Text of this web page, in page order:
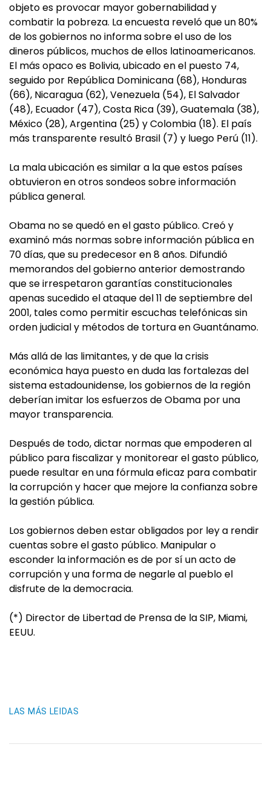
objeto es provocar mayor gobernabilidad y
combatir la pobreza. La encuesta reveló que un 80%
de los gobiernos no informa sobre el uso de los
dineros públicos, muchos de ellos latinoamericanos.
El más opaco es Bolivia, ubicado en el puesto 74,
seguido por República Dominicana (68), Honduras
(66), Nicaragua (62), Venezuela (54), El Salvador
(48), Ecuador (47), Costa Rica (39), Guatemala (38),
México (28), Argentina (25) y Colombia (18). El país
más transparente resultó Brasil (7) y luego Perú (11).
La mala ubicación es similar a la que estos países
obtuvieron en otros sondeos sobre información
pública general.
Obama no se quedó en el gasto público. Creó y
examinó más normas sobre información pública en
70 días, que su predecesor en 8 años. Difundió
memorandos del gobierno anterior demostrando
que se irrespetaron garantías constitucionales
apenas sucedido el ataque del 11 de septiembre del
2001, tales como permitir escuchas telefónicas sin
orden judicial y métodos de tortura en Guantánamo.
Más allá de las limitantes, y de que la crisis
económica haya puesto en duda las fortalezas del
sistema estadounidense, los gobiernos de la región
deberían imitar los esfuerzos de Obama por una
mayor transparencia.
Después de todo, dictar normas que empoderen al
público para fiscalizar y monitorear el gasto público,
puede resultar en una fórmula eficaz para combatir
la corrupción y hacer que mejore la confianza sobre
la gestión pública.
Los gobiernos deben estar obligados por ley a rendir
cuentas sobre el gasto público. Manipular o
esconder la información es de por sí un acto de
corrupción y una forma de negarle al pueblo el
disfrute de la democracia.
(*) Director de Libertad de Prensa de la SIP, Miami,
EEUU.
LAS MÁS LEIDAS